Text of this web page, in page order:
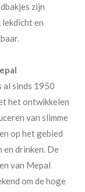
zijn
lekdicht en
al sinds 1950
het ontwikkelen
van slimme
op het gebied
en drinken. De
van Mepal
om de hoge